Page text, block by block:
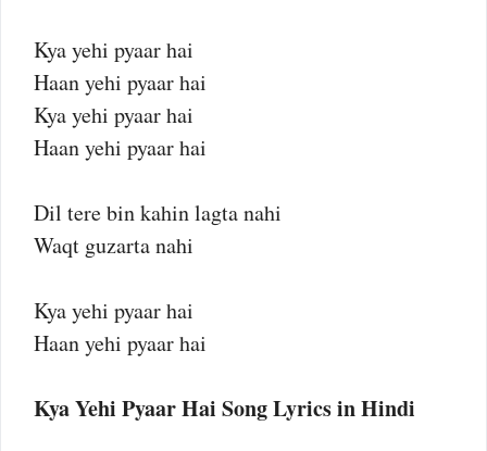
Kya yehi pyaar hai
Haan yehi pyaar hai
Kya yehi pyaar hai
Haan yehi pyaar hai
Dil tere bin kahin lagta nahi
Waqt guzarta nahi
Kya yehi pyaar hai
Haan yehi pyaar hai
Kya Yehi Pyaar Hai Song Lyrics in Hindi